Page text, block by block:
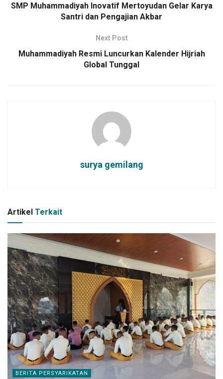
SMP Muhammadiyah Inovatif Mertoyudan Gelar Karya
Santri dan Pengajian Akbar
Next Post
Muhammadiyah Resmi Luncurkan Kalender Hijriah
Global Tunggal
surya gemilang
Artikel Terkait
BERITA PERSYARIKATAN